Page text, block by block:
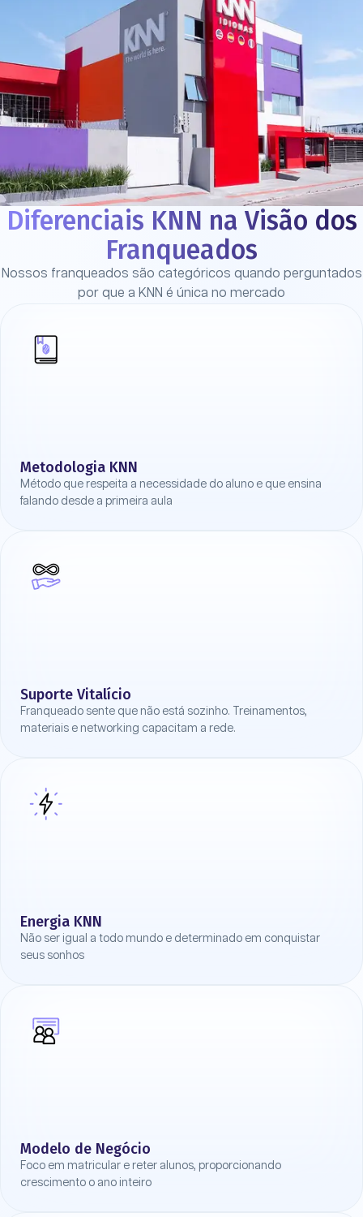
Diferenciais KNN na Visão dos
Franqueados
Nossos franqueados são categóricos quando perguntados
por que a KNN é única no mercado
Metodologia KNN
Método que respeita a necessidade do aluno e que ensina
falando desde a primeira aula
Suporte Vitalício
Franqueado sente que não está sozinho. Treinamentos,
materiais e networking capacitam a rede.
Energia KNN
Não ser igual a todo mundo e determinado em conquistar
seus sonhos
Modelo de Negócio
Foco em matricular e reter alunos, proporcionando
crescimento o ano inteiro